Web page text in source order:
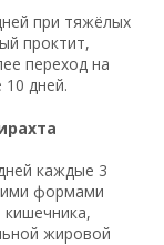
при тяжёлых
проктит,
переход на
дней.
каждые 3
формами
жировой